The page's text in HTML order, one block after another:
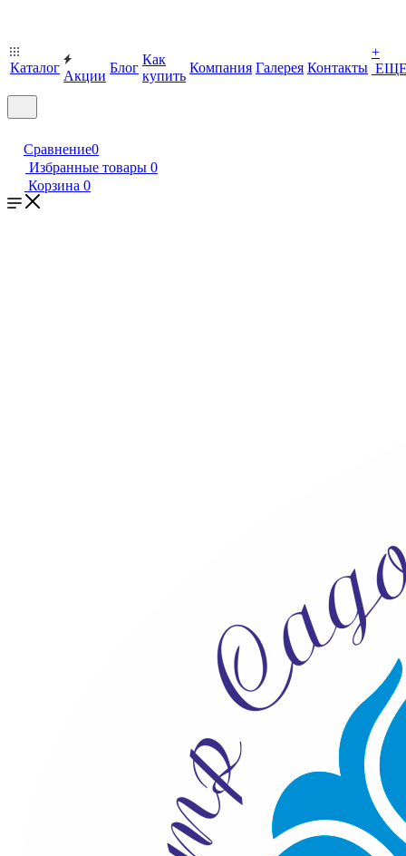
Каталог
Акции
Блог
Как
купить
Компания Галерея Контакты
+
Сравнение0
Избранные товары 0
Корзина 0